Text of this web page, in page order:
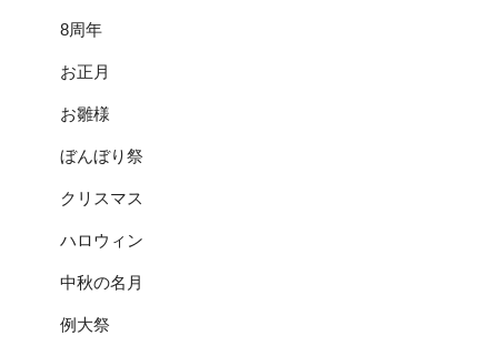
8周年
お正月
お雛様
ぼんぼり祭
クリスマス
ハロウィン
中秋の名月
例大祭